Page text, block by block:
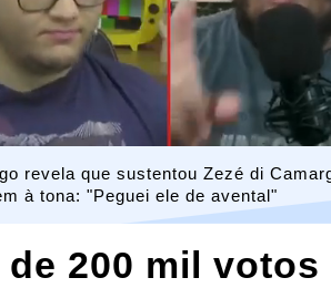
revela que sustentou Zezé di
à tona: "Peguei ele de avental"
200 mil